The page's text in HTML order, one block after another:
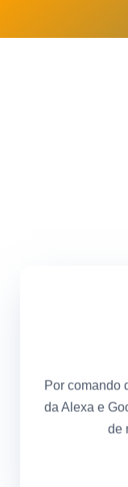
Por comando
da Alexa e
de